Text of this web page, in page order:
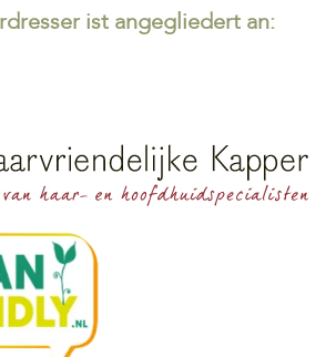
ist angegliedert an: